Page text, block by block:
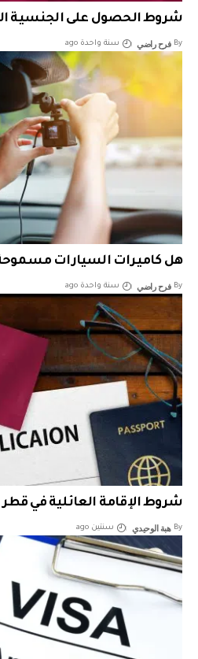
شروط الحصول على الجنسية
By فرح راضي سنة واحدة ago
هل كاميرات السيارات
By فرح راضي سنة واحدة ago
شروط الإقامة العائلية في قطر
By هبة الوحيدي سنتين ago